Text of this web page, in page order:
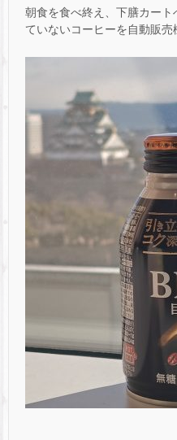
朝食を食べ終え、下膳カー
ていないコーヒーを自動販売